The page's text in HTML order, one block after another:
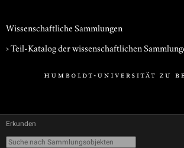
Wissenschaftliche Sammlungen
› Teil-Katalog der wissenschaftlichen
Erkunden